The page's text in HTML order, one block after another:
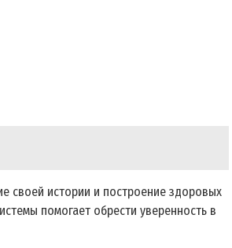
своей истории и построение здоровых
помогает обрести уверенность в